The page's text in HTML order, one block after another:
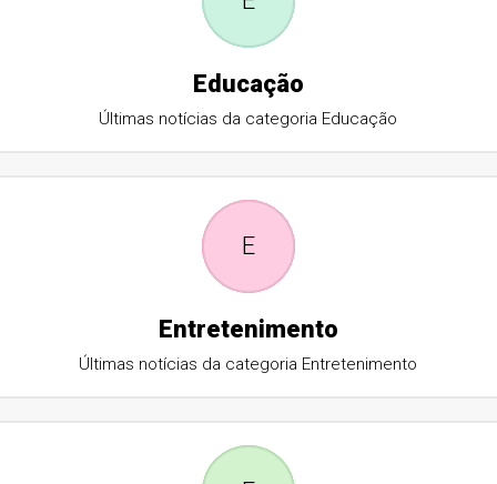
Educação
Últimas notícias da categoria Educação
E
Entretenimento
Últimas notícias da categoria Entretenimento